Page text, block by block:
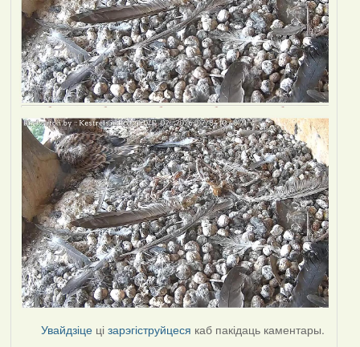
Увайдзіце цізарэгіструйцеся каб пакідаць каментары.